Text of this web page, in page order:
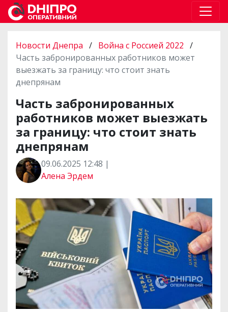
Новости Днепра / Война с Россией 2022 /
Часть забронированных работников может
выезжать за границу: что стоит знать
днепрянам
Часть забронированных
работников может выезжать
за границу: что стоит знать
днепрянам
09.06.2025 12:48 |
Алена Эрдем